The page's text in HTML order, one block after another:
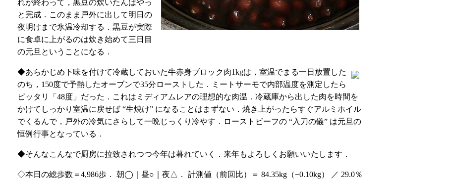
れが終わって，黒豆の炊いたんはやっ
と完成．このまま戸外に出して明日の
夜明けまで氷温冷却する．黒豆が実際
に食卓に上がるのは炊き始めて三日目
の元旦ということになる．
◆あらかじめ下味を付けて冷蔵しておいた牛赤身ブロック肉1kgは，室温でまる一日放置した
のち，150度で予熱したオーブンで35分ローストした．ミートサーモで内部温度を測定したら
ピッタリ「48度」だった．これはミディアムレアの理想的な肉温．冷蔵庫から出した肉を時間を
かけてしっかり室温に戻せば “生焼け” になることはまずない．焼き上がったらすぐアルミホイル
でくるんで，戸外の冷気にさらして一晩じっくり冷やす．ローストビーフの “入刀の儀” は元旦の
恒例行事となっている．
◆そんなこんなで厨房に拉致されつつ今年は暮れていく．来年もよろしくお願いいたします．
◇本日の総歩数＝4,986歩． 朝◯｜昼○｜夜△． 計測値（前回比）＝ 84.35kg（−0.10kg） ／ 29.0％